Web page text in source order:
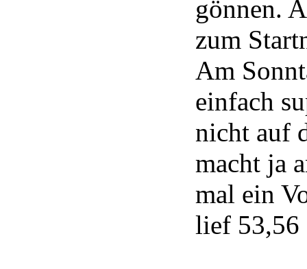
gönnen.
zum
Am
einfach
nicht auf
macht ja
mal ein
lief